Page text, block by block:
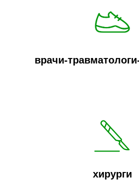
врачи-
хирурги